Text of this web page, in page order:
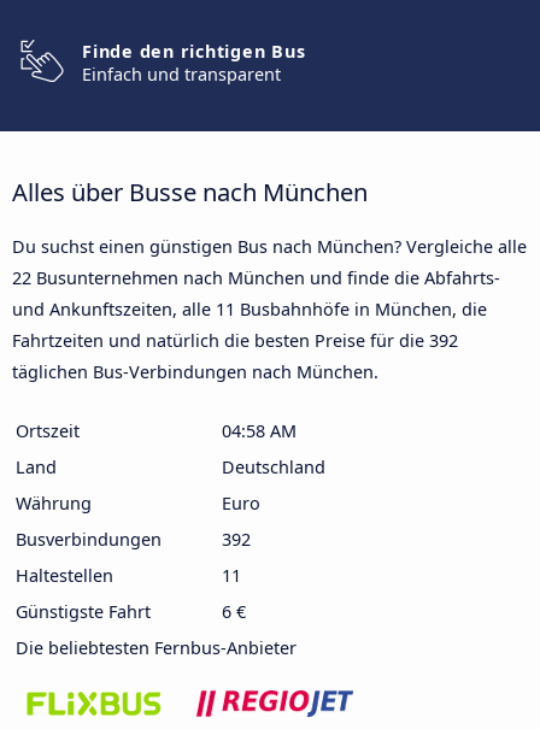
Finde den richtigen Bus
Einfach und transparent
Alles über Busse nach München
Du suchst einen günstigen Bus nach München? Vergleiche alle
22 Busunternehmen nach München und finde die Abfahrts-
und Ankunftszeiten, alle 11 Busbahnhöfe in München, die
Fahrtzeiten und natürlich die besten Preise für die 392
täglichen Bus-Verbindungen nach München.
Ortszeit
04:58 AM
Land
Deutschland
Währung
Euro
Busverbindungen
392
Haltestellen
11
Günstigste Fahrt
6 €
Die beliebtesten Fernbus-Anbieter